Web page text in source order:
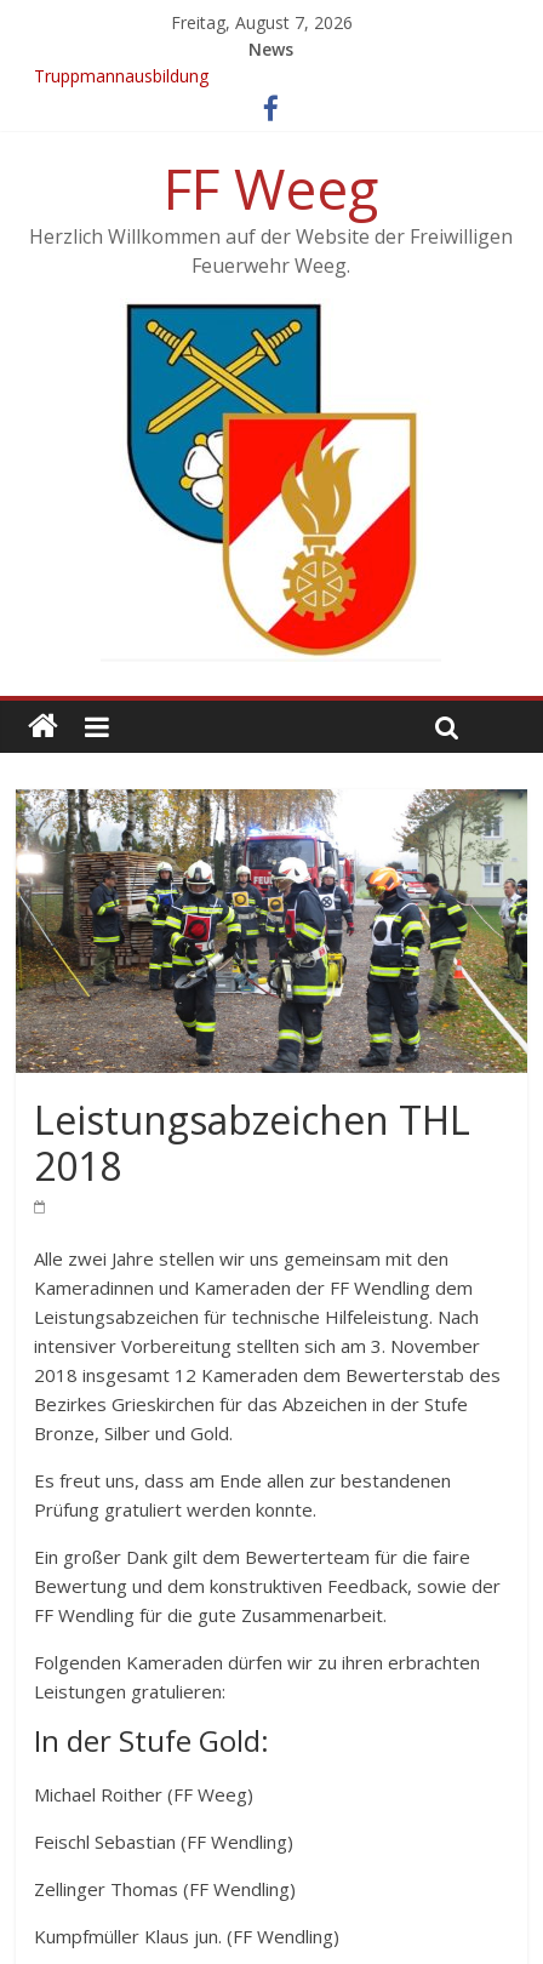
Freitag, August 7, 2026
News
Truppmannausbildung
Ergebnisse vom 21. KuppelCup
EINSATZ: Brand landwirtschaftliches Objekt – Haag/Hausruck
Übung – Alarmstufe 3FF Weeg
Herzlich Willkommen auf der Website der Freiwilligen
Feuerwehr Weeg.
Leistungsabzeichen THL
2018
Alle zwei Jahre stellen wir uns gemeinsam mit den
Kameradinnen und Kameraden der FF Wendling dem
Leistungsabzeichen für technische Hilfeleistung. Nach
intensiver Vorbereitung stellten sich am 3. November
2018 insgesamt 12 Kameraden dem Bewerterstab des
Bezirkes Grieskirchen für das Abzeichen in der Stufe
Bronze, Silber und Gold.
Es freut uns, dass am Ende allen zur bestandenen
Prüfung gratuliert werden konnte.
Ein großer Dank gilt dem Bewerterteam für die faire
Bewertung und dem konstruktiven Feedback, sowie der
FF Wendling für die gute Zusammenarbeit.
Folgenden Kameraden dürfen wir zu ihren erbrachten
Leistungen gratulieren:
In der Stufe Gold:
Michael Roither (FF Weeg)
Feischl Sebastian (FF Wendling)
Zellinger Thomas (FF Wendling)
Kumpfmüller Klaus jun. (FF Wendling)